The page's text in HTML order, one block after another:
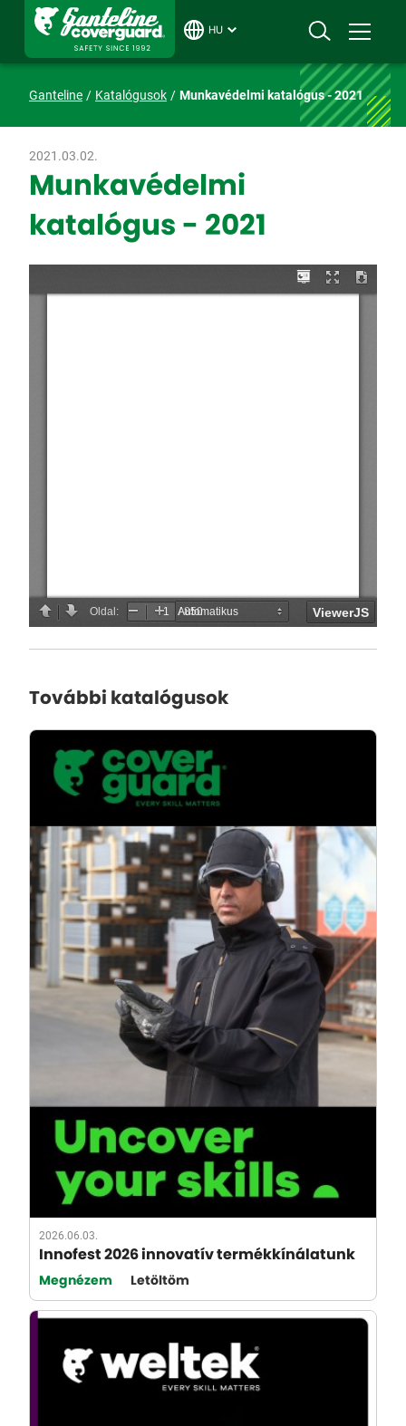
HU
Ganteline Katalógusok Munkavédelmi katalógus - 2021
2021.03.02.
Munkavédelmi
katalógus - 2021
További katalógusok
2026.06.03.
Innofest 2026 innovatív termékkínálatunk
Megnézem Letöltöm